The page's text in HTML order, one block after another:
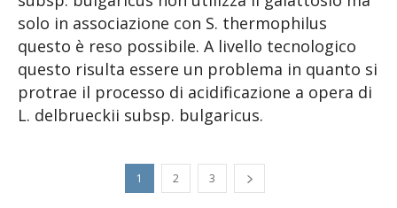
solo in associazione con S. thermophilus
questo è reso possibile. A livello tecnologico
questo risulta essere un problema in quanto si
protrae il processo di acidificazione a opera di
L. delbrueckii subsp. bulgaricus.
1 2 3